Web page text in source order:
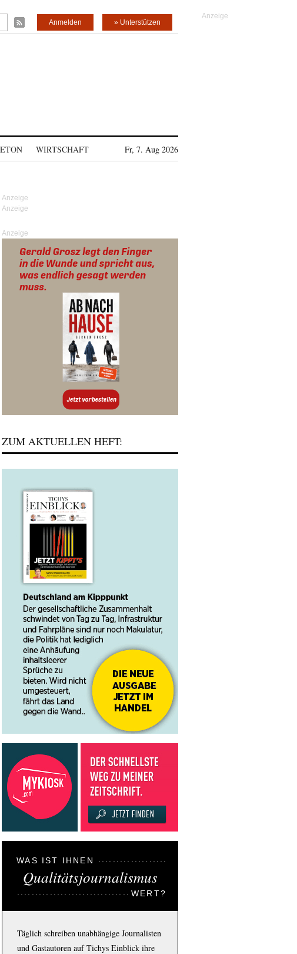
» Unterstützen
Anmelden
WIRTSCHAFT Fr, 7. Aug 2026
Anzeige
ZUM AKTUELLEN HEFT:
WAS IST IHNEN
Qualitätsjournalismus
WERT?
Täglich schreiben unabhängige Journalisten
und Gastautoren auf Tichys Einblick ihre